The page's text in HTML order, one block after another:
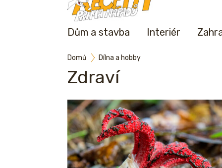
Dům a stavba Interiér
Domů Dílna a hobby
Zdraví